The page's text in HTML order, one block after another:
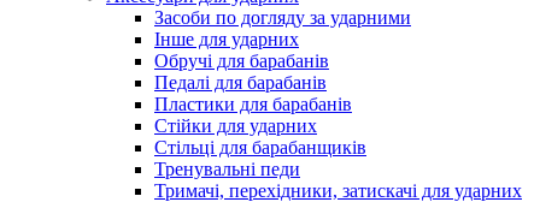
Засоби по догляду за ударними
Інше для ударних
Обручі для барабанів
Педалі для барабанів
Пластики для барабанів
Стійки для ударних
Стільці для барабанщиків
Тренувальні педи
Тримачі, перехідники, затискачі для ударних